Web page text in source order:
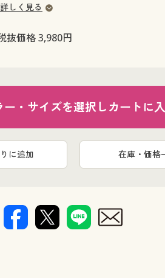
しく見る
抜価格 3,980円
ー・サイズを選択しカートに
に追加 在庫・価格